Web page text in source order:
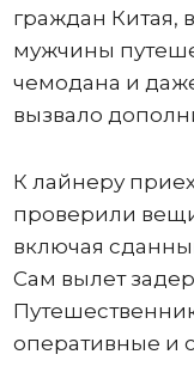
граждан Китая,
мужчины
чемодана и
вызвало
К лайнеру
проверили
включая
Сам вылет
оперативные и